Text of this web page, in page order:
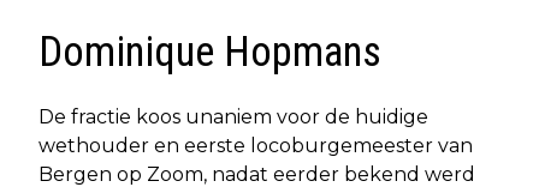
Dominique Hopmans
De fractie koos unaniem voor de huidige
wethouder en eerste locoburgemeester van
Bergen op Zoom, nadat eerder bekend werd